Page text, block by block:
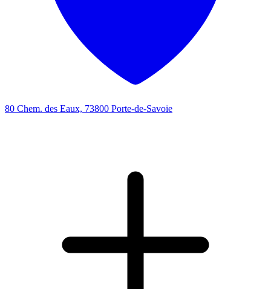
80 Chem. des Eaux, 73800 Porte-de-Savoie